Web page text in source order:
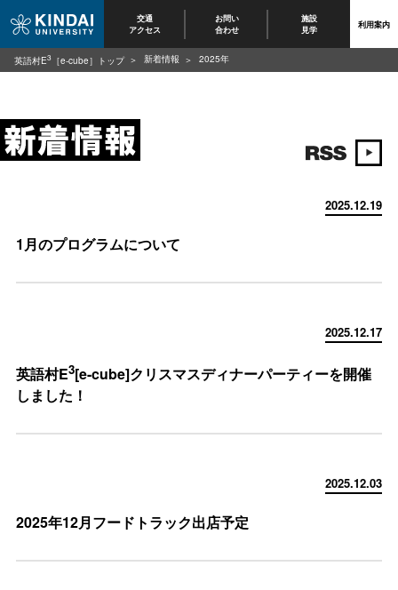
交通
アクセス
お問い
合わせ
施設
見学 利用案内
2025.12.19
1月のプログラムについて
2025.12.17
英語村E3[e-cube]クリスマスディナーパーティーを開催
しました！
2025.12.03
2025年12月フードトラック出店予定
英語村E3 ［e-cube］トップ 新着情報 2025年